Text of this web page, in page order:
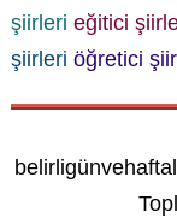
şiirleri eğitici
şiirleri öğretici